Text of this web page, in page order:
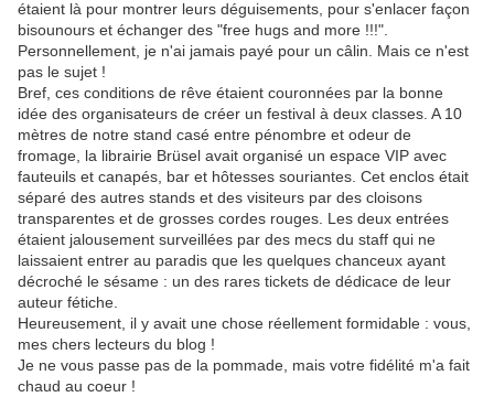
étaient là pour montrer leurs déguisements, pour s'enlacer façon
bisounours et échanger des "free hugs and more !!!".
Personnellement, je n'ai jamais payé pour un câlin. Mais ce n'est
pas le sujet !
Bref, ces conditions de rêve étaient couronnées par la bonne
idée des organisateurs de créer un festival à deux classes. A 10
mètres de notre stand casé entre pénombre et odeur de
fromage, la librairie Brüsel avait organisé un espace VIP avec
fauteuils et canapés, bar et hôtesses souriantes. Cet enclos était
séparé des autres stands et des visiteurs par des cloisons
transparentes et de grosses cordes rouges. Les deux entrées
étaient jalousement surveillées par des mecs du staff qui ne
laissaient entrer au paradis que les quelques chanceux ayant
décroché le sésame : un des rares tickets de dédicace de leur
auteur fétiche.
Heureusement, il y avait une chose réellement formidable : vous,
mes chers lecteurs du blog !
Je ne vous passe pas de la pommade, mais votre fidélité m'a fait
chaud au coeur !